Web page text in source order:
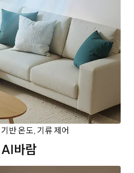
반 온도, 기류 제어
AI바람